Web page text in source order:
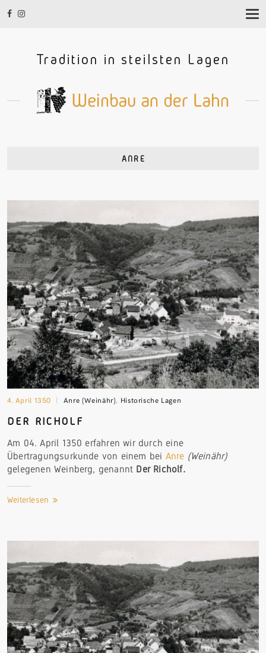
T
V
Tradition in steilsten Lagen
ANRE
4. April 1350 Anre (Weinähr), Historische Lagen
DER RICHOLF
Am 04. April 1350 erfahren wir durch eine
Übertragungsurkunde von einem bei Anre (Weinähr)
gelegenen Weinberg, genannt Der Richolf.
Weiterlesen